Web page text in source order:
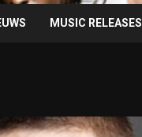
MUSIC RELEASES